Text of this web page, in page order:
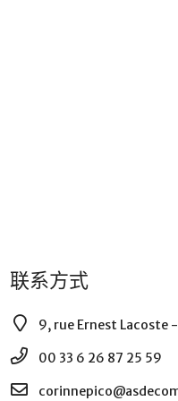
联系方式
9, rue Ernest Lacoste
00 33 6 26 87 25 59